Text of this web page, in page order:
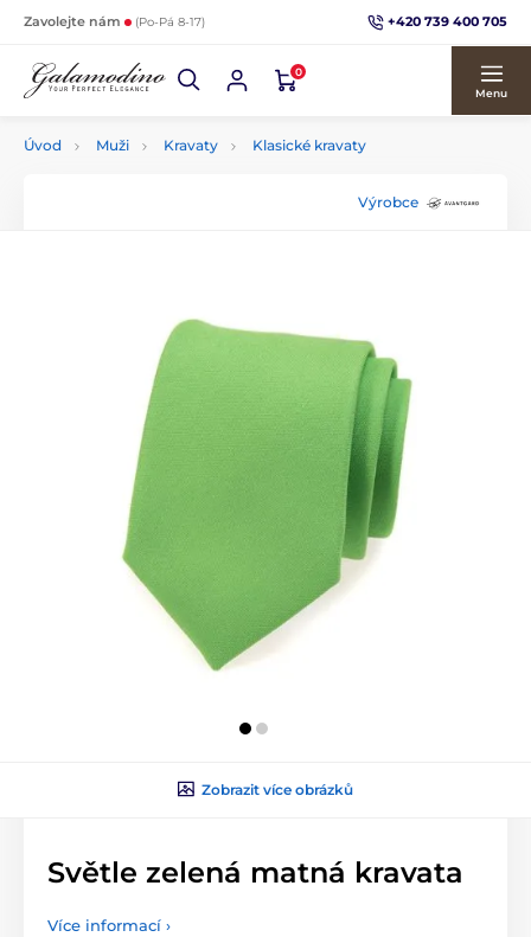
Zavolejte nám (Po-Pá 8-17) +420 739 400 705
0
Menu
Úvod Muži Kravaty Klasické kravaty
Výrobce
Zobrazit více obrázků
Světle zelená matná kravata
Více informací ›